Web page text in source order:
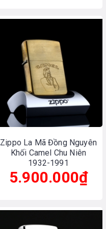
Zippo La Mã Đồng Nguyên
Khối Camel Chu Niên
1932-1991
5.900.000₫